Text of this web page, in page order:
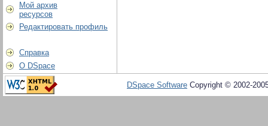
Мой архив
ресурсов
Редактировать профиль
Справка
О DSpace
DSpace Software Copyright © 2002-